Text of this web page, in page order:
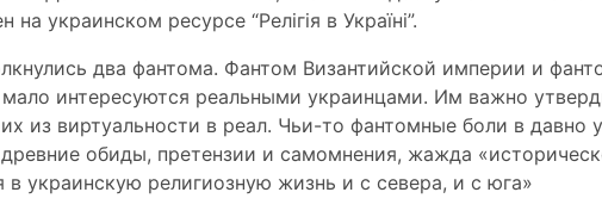
украинском ресурсе “Релігія в Україні”.
два фантома. Фантом Византийской империи и
интересуются реальными украинцами. Им важно
из виртуальности в реал. Чьи-то фантомные боли в давно
обиды, претензии и самомнения, жажда
украинскую религиозную жизнь и с севера, и с юга»